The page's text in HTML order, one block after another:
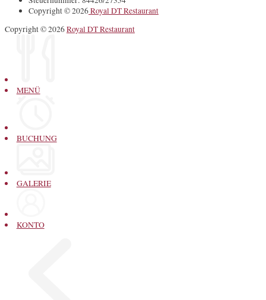
Copyright © 2026Royal DT Restaurant
Copyright © 2026Royal DT Restaurant
MENÜ
BUCHUNG
GALERIE
KONTO